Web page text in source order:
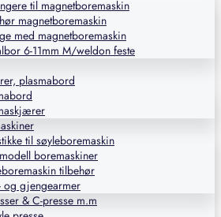
til magnetboremaskin
magnetboremaskin
med magnetboremaskin
6-11mm M/weldon feste
plasmabord
til søyleboremaskin
boremaskiner
tilbehør
og gjengearmer
& C-presse m.m